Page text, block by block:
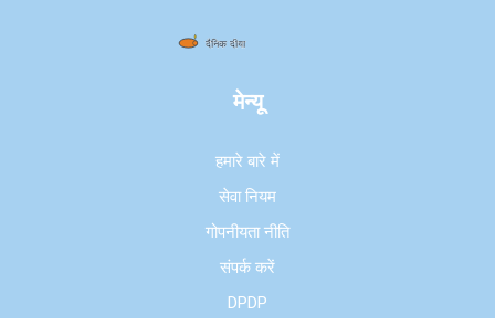
मेन्यू
हमारे बारे में
सेवा नियम
गोपनीयता नीति
संपर्क करें
DPDP